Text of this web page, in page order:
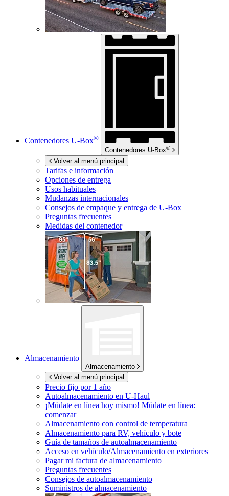
Contenedores U-Box®
Contenedores U-Box®
Volver al menú principal
Tarifas e información
Opciones de entrega
Usos habituales
Mudanzas internacionales
Consejos de empaque y entrega de U-Box
Preguntas frecuentes
Medidas del contenedor
Almacenamiento
Almacenamiento
Volver al menú principal
Precio fijo por 1 año
Autoalmacenamiento en U-Haul
¡Múdate en línea hoy mismo! Múdate en línea:
comenzar
Almacenamiento con control de temperatura
Almacenamiento para RV, vehículo y bote
Guía de tamaños de autoalmacenamiento
Acceso en vehículo/Almacenamiento en exteriores
Pagar mi factura de almacenamiento
Preguntas frecuentes
Consejos de autoalmacenamiento
Suministros de almacenamiento